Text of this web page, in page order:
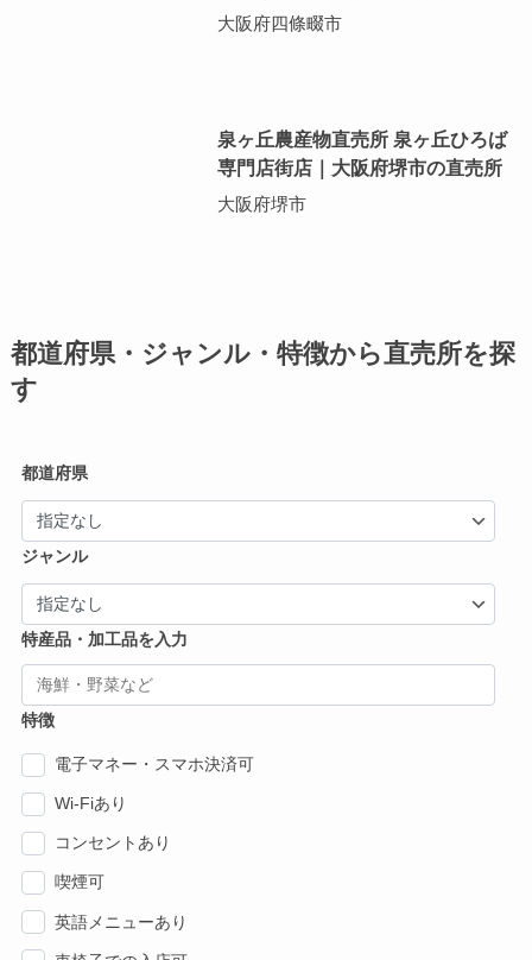
大阪府四條畷市
泉ヶ丘農産物直売所 泉ヶ丘ひろば
専門店街店｜大阪府堺市の直売所
大阪府堺市
都道府県・ジャンル・特徴から直売所を探
す
都道府県
ジャンル
特産品・加工品を入力
特徴
電子マネー・スマホ決済可
Wi-Fiあり
コンセントあり
喫煙可
英語メニューあり